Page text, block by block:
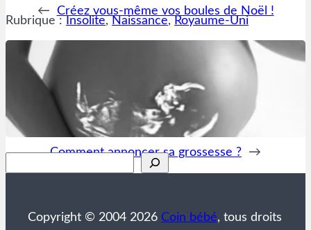
← Créez vous-même vos boules de Noël !
Rubrique : Insolite, Naissance, Royaume-Uni
Comment annoncer sa grossesse ? →
Copyright © 2004 2026 Coin bébé, tous droits